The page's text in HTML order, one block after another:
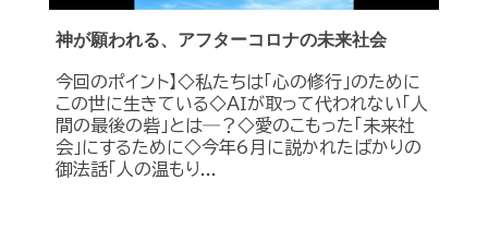
神が願われる、アフターコロナの未来社会
今回のポイント】◇私たちは「心の修行」のために
この世に生きている◇ＡＩが取って代われない「人
間の最後の砦」とは―？◇愛のこもった「未来社
会」にするために◇今年6月に説かれたばかりの
御法話「人の温もり...